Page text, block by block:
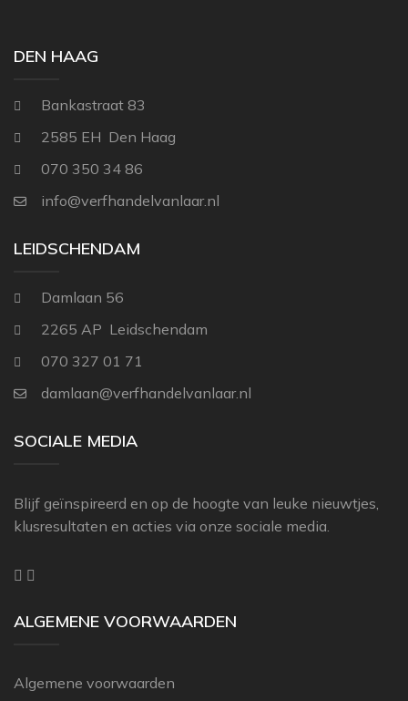
DEN HAAG
Bankastraat 83
2585 EH Den Haag
070 350 34 86
info@verfhandelvanlaar.nl
LEIDSCHENDAM
Damlaan 56
2265 AP Leidschendam
070 327 01 71
damlaan@verfhandelvanlaar.nl
SOCIALE MEDIA
Blijf geïnspireerd en op de hoogte van leuke nieuwtjes,
klusresultaten en acties via onze sociale media.
ALGEMENE VOORWAARDEN
Algemene voorwaarden